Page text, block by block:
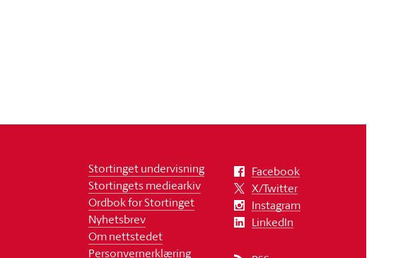
Stortinget undervisning
Stortingets mediearkiv
Ordbok for Stortinget
Nyhetsbrev
Om nettstedet
Personvernerklæring
Facebook
X/Twitter
Instagram
LinkedIn